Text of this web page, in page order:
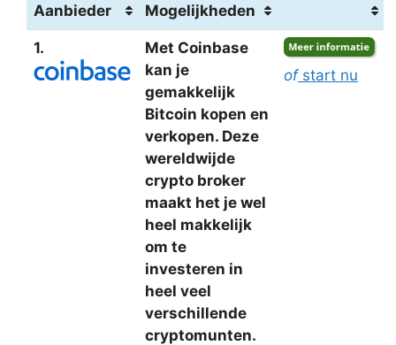
Aanbieder Mogelijkheden
1.
Met Coinbase
kan je
gemakkelijk
Bitcoin kopen en
verkopen. Deze
wereldwijde
crypto broker
maakt het je wel
heel makkelijk
om te
investeren in
heel veel
verschillende
cryptomunten.
ofstart nu